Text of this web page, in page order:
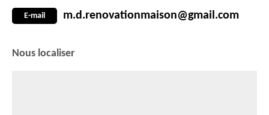
E-mail m.d.renovationmaison@gmail.com
Nous localiser